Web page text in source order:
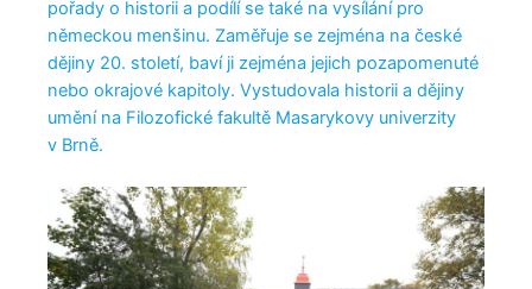
pořady o historii a podílí se také na vysílání pro
německou menšinu. Zaměřuje se zejména na české
dějiny 20. století, baví ji zejména jejich pozapomenuté
nebo okrajové kapitoly. Vystudovala historii a dějiny
umění na Filozofické fakultě Masarykovy univerzity
v Brně.